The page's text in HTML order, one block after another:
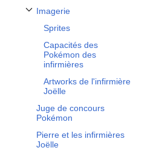
Imagerie
Afficher / masquer la sous-section Imagerie
Sprites
Capacités des
Pokémon des
infirmières
Artworks de l'infirmière
Joëlle
Juge de concours
Pokémon
Pierre et les infirmières
Joëlle